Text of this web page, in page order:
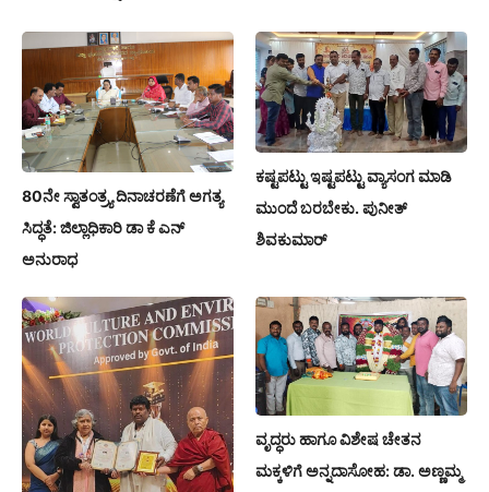
80ನೇ ಸ್ವಾತಂತ್ರ್ಯ ದಿನಾಚರಣೆಗೆ ಅಗತ್ಯ
ಸಿದ್ಧತೆ: ಜಿಲ್ಲಾಧಿಕಾರಿ ಡಾ ಕೆ ಎನ್
ಅನುರಾಧ
ಕಷ್ಟಪಟ್ಟು ಇಷ್ಟಪಟ್ಟು ವ್ಯಾಸಂಗ ಮಾಡಿ
ಮುಂದೆ ಬರಬೇಕು. ಪುನೀತ್
ಶಿವಕುಮಾರ್
ವೃದ್ಧರು ಹಾಗೂ ವಿಶೇಷ ಚೇತನ
ಮಕ್ಕಳಿಗೆ ಅನ್ನದಾಸೋಹ: ಡಾ. ಅಣ್ಣಮ್ಮ